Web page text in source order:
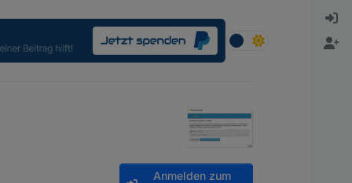
Anmelden zum